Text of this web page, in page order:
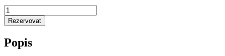
Lucerna
bílá
klícka
množství
Rezervovat
Popis